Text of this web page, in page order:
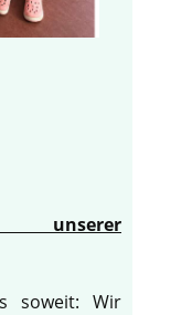
unserer
soweit: Wir